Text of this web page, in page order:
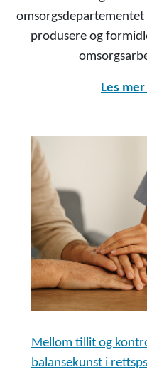
produsere og
Les
Mellom tillit og
balansekunst i